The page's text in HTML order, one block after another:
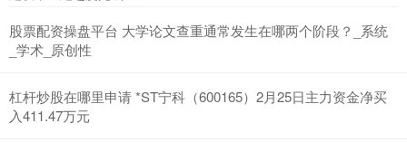
股票配资操盘平台 大学论文查重通常发生在哪两个阶段？_系统
_学术_原创性
杠杆炒股在哪里申请 *ST宁科（600165）2月25日主力资金净买
入411.47万元